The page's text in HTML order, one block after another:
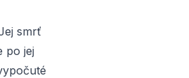
smrť
po jej